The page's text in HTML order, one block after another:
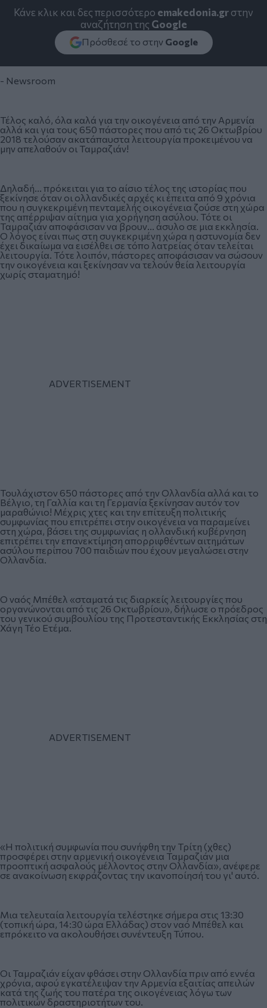
Κάνε κλικ και δες περισσότερο emakedonia.grστην
αναζήτηση της Google
Πρόσθεσέ το στην Google
- Newsroom
Τέλος καλό, όλα καλά για την οικογένεια από την Αρμενία
αλλά και για τους 650 πάστορες που από τις 26 Οκτωβρίου
2018 τελούσαν ακατάπαυστα λειτουργία προκειμένου να
μην απελαθούν οι Ταμραζιάν!
Δηλαδή... πρόκειται για το αίσιο τέλος της ιστορίας που
ξεκίνησε όταν οι ολλανδικές αρχές κι έπειτα από 9 χρόνια
που η συγκεκριμένη πενταμελής οικογένεια ζούσε στη χώρα
της απέρριψαν αίτημα για χορήγηση ασύλου. Τότε οι
Ταμραζιάν αποφάσισαν να βρουν... άσυλο σε μια εκκλησία.
Ο λόγος είναι πως στη συγκεκριμένη χώρα η αστυνομία δεν
έχει δικαίωμα να εισέλθει σε τόπο λατρείας όταν τελείται
λειτουργία. Τότε λοιπόν, πάστορες αποφάσισαν να σώσουν
την οικογένεια και ξεκίνησαν να τελούν θεία λειτουργία
χωρίς σταματημό!
Τουλάχιστον 650 πάστορες από την Ολλανδία αλλά και το
Βέλγιο, τη Γαλλία και τη Γερμανία ξεκίνησαν αυτόν τον
μαραθώνιο! Μέχρις χτες και την επίτευξη πολιτικής
συμφωνίας που επιτρέπει στην οικογένεια να παραμείνει
στη χώρα, βάσει της συμφωνίας η ολλανδική κυβέρνηση
επιτρέπει την επανεκτίμηση απορριφθέντων αιτημάτων
ασύλου περίπου 700 παιδιών που έχουν μεγαλώσει στην
Ολλανδία.
Ο ναός Μπέθελ «σταματά τις διαρκείς λειτουργίες που
οργανώνονται από τις 26 Οκτωβρίου», δήλωσε ο πρόεδρος
του γενικού συμβουλίου της Προτεσταντικής Εκκλησίας στη
Χάγη Τέο Ετέμα.
«Η πολιτική συμφωνία που συνήφθη την Τρίτη (χθες)
προσφέρει στην αρμενική οικογένεια Ταμραζιάν μια
προοπτική ασφαλούς μέλλοντος στην Ολλανδία», ανέφερε
σε ανακοίνωση εκφράζοντας την ικανοποίησή του γι' αυτό.
Μια τελευταία λειτουργία τελέστηκε σήμερα στις 13:30
(τοπική ώρα, 14:30 ώρα Ελλάδας) στον ναό Μπέθελ και
επρόκειτο να ακολουθήσει συνέντευξη Τύπου.
Οι Ταμραζιάν είχαν φθάσει στην Ολλανδία πριν από εννέα
χρόνια, αφού εγκατέλειψαν την Αρμενία εξαιτίας απειλών
κατά της ζωής του πατέρα της οικογένειας λόγω των
πολιτικών δραστηριοτήτων του.